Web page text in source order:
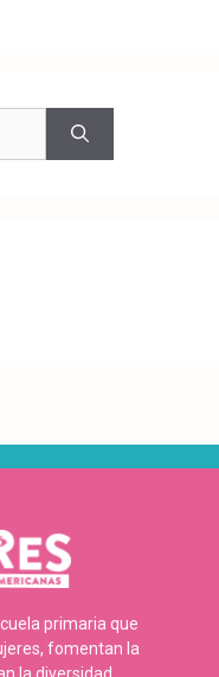
primaria que
fomentan la
la diversidad.